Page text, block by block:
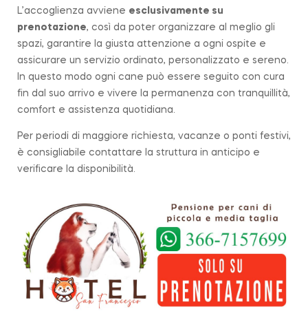
L’accoglienza avviene esclusivamente su
prenotazione, così da poter organizzare al meglio gli
spazi, garantire la giusta attenzione a ogni ospite e
assicurare un servizio ordinato, personalizzato e sereno.
In questo modo ogni cane può essere seguito con cura
fin dal suo arrivo e vivere la permanenza con tranquillità,
comfort e assistenza quotidiana.
Per periodi di maggiore richiesta, vacanze o ponti festivi,
è consigliabile contattare la struttura in anticipo e
verificare la disponibilità.